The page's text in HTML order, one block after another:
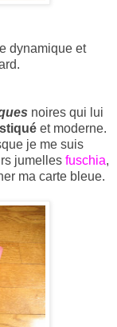
dynamique et
noires qui lui
et moderne.
je me suis
jumelles fuschia,
ma carte bleue.